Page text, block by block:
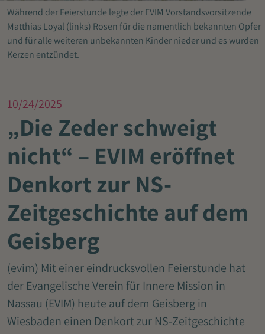
Während der Feierstunde legte der EVIM Vorstandsvorsitzende
Matthias Loyal (links) Rosen für die namentlich bekannten Opfer
und für alle weiteren unbekannten Kinder nieder und es wurden
Kerzen entzündet.
10/24/2025
„Die Zeder schweigt
nicht“ – EVIM eröffnet
Denkort zur NS-
Zeitgeschichte auf dem
Geisberg
(evim) Mit einer eindrucksvollen Feierstunde hat
der Evangelische Verein für Innere Mission in
Nassau (EVIM) heute auf dem Geisberg in
Wiesbaden einen Denkort zur NS-Zeitgeschichte